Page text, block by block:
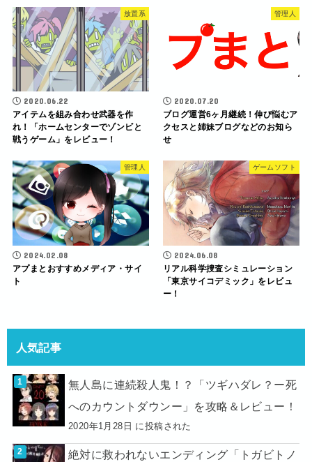
放置系
2020.06.22
アイテムを組み合わせ武器を作
れ！「ホームセンターでゾンビと
戦うゲーム」をレビュー！
管理人
2020.07.20
ブログ運営6ヶ月継続！伸び悩むア
クセスと姉妹ブログなどのお知ら
せ
管理人
2024.02.08
アプまとおすすめメディア・サイ
ト
ゲームソフト
2024.06.08
リアル科学捜査シミュレーション
「東京サイコデミック」をレビュ
ー！
人気記事
無人島に連続殺人鬼！？「ツギハダレ？ー死
へのカウントダウンー」を攻略＆レビュー！
2020年1月28日 に投稿された
絶対に救われないエンディング「トガビトノ